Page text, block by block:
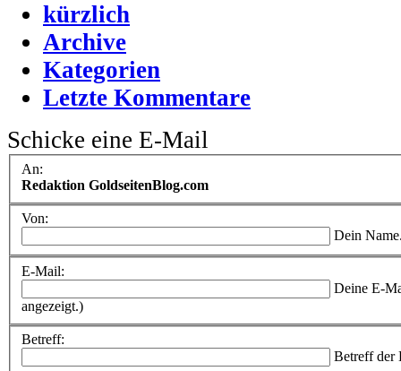
kürzlich
Archive
Kategorien
Letzte Kommentare
Schicke eine E-Mail
An:
Redaktion GoldseitenBlog.com
Von:
Dein
E-Mail:
Deine E-
angezeigt.)
Betreff:
Betreff der